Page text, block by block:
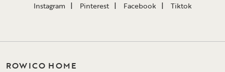
Instagram Pinterest Facebook Tiktok
ROWICO HOME